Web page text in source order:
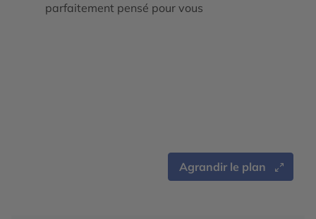
parfaitement pensé pour vous
Agrandir le plan